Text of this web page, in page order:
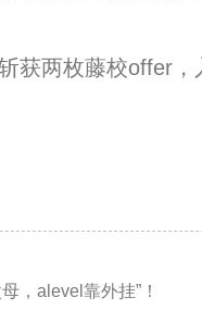
两枚藤校offer，
，alevel靠外挂”！